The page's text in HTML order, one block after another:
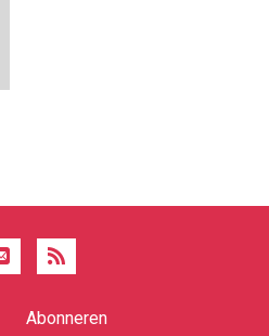
Abonneren